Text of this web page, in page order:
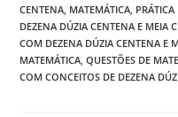
CENTENA MATEMÁTICA
DEZENA DÚZIA CENTENA E MEIA
COM DEZENA DÚZIA CENTENA E
MATEMÁTICA QUESTÕES DE
COM CONCEITOS DE DEZENA